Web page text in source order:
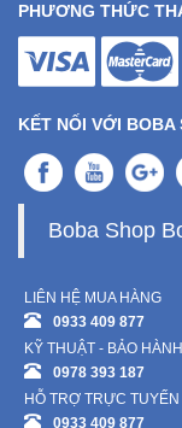
PHƯƠNG THỨC
KẾT NỐI VỚI BOBA
Boba Shop
LIÊN HỆ MUA HÀNG
0933 409 877
KỸ THUẬT - BẢO HÀNH
0978 393 187
HỖ TRỢ TRỰC TUYẾN
0933 409 877